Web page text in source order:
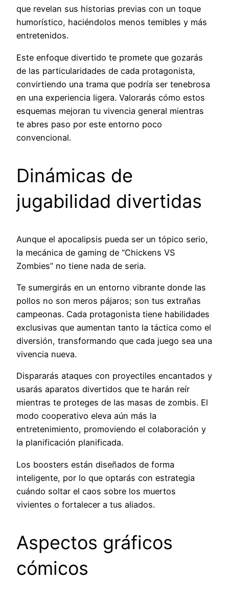
que revelan sus historias previas con un toque
humorístico, haciéndolos menos temibles y más
entretenidos.
Este enfoque divertido te promete que gozarás
de las particularidades de cada protagonista,
convirtiendo una trama que podría ser tenebrosa
en una experiencia ligera. Valorarás cómo estos
esquemas mejoran tu vivencia general mientras
te abres paso por este entorno poco
convencional.
Dinámicas de
jugabilidad divertidas
Aunque el apocalipsis pueda ser un tópico serio,
la mecánica de gaming de “Chickens VS
Zombies” no tiene nada de seria.
Te sumergirás en un entorno vibrante donde las
pollos no son meros pájaros; son tus extrañas
campeonas. Cada protagonista tiene habilidades
exclusivas que aumentan tanto la táctica como el
diversión, transformando que cada juego sea una
vivencia nueva.
Dispararás ataques con proyectiles encantados y
usarás aparatos divertidos que te harán reír
mientras te proteges de las masas de zombis. El
modo cooperativo eleva aún más la
entretenimiento, promoviendo el colaboración y
la planificación planificada.
Los boosters están diseñados de forma
inteligente, por lo que optarás con estrategia
cuándo soltar el caos sobre los muertos
vivientes o fortalecer a tus aliados.
Aspectos gráficos
cómicos